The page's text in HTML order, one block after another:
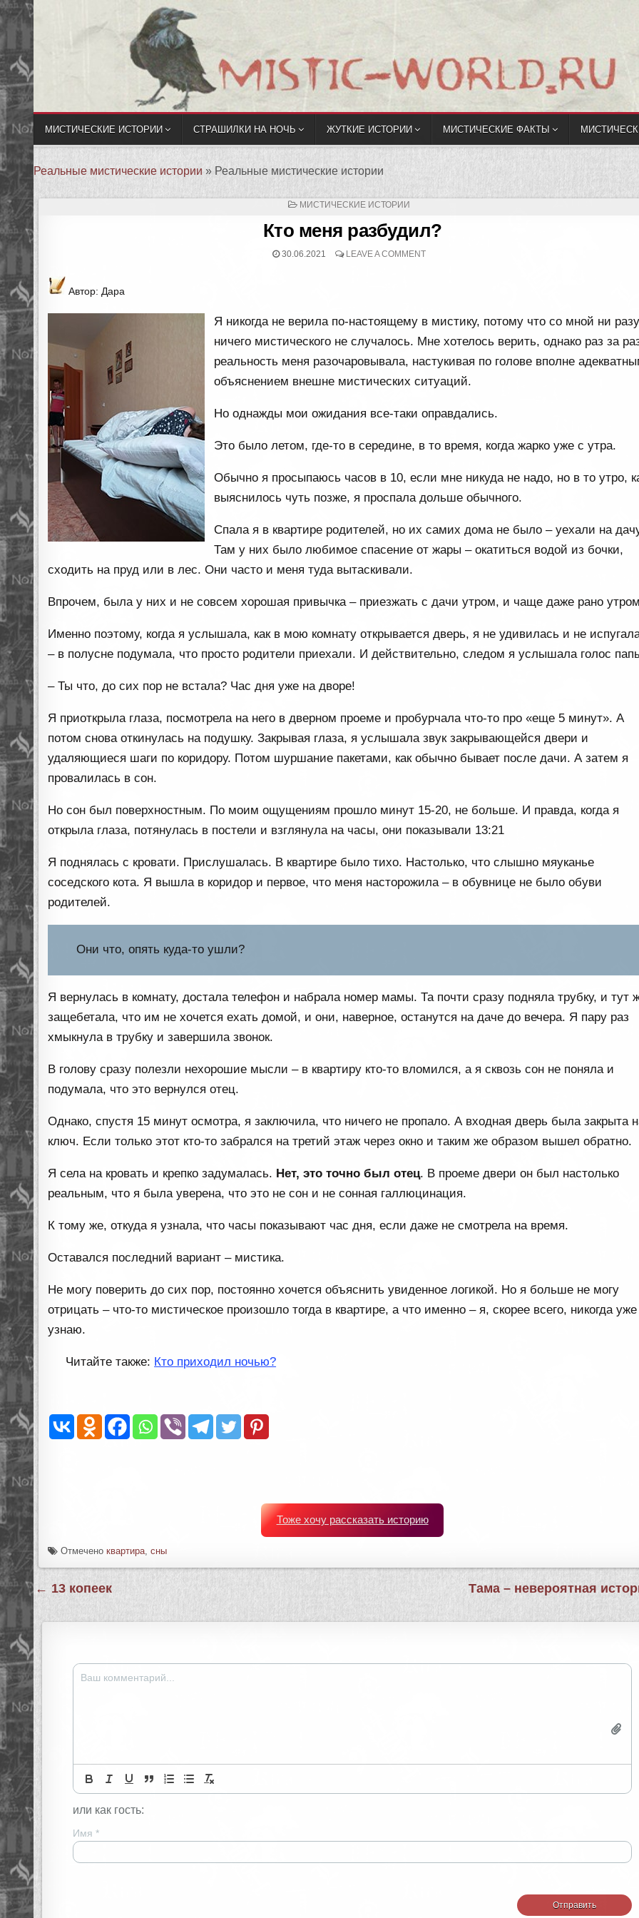
МИСТИЧЕСКИЕ ИСТОРИИ СТРАШИЛКИ НА НОЧЬ ЖУТКИЕ ИСТОРИИ МИСТИЧЕСКИЕ ФАКТЫ
Реальные мистические истории » Реальные мистические истории
ОПУБЛИКОВАНО
МИСТИЧЕСКИЕ ИСТОРИИ
Кто меня разбудил?
30.06.2021 LEAVE A COMMENT
Автор: Дара
Я никогда не верила по-настоящему в мистику, потому что со мной ни
ничего мистического не случалось. Мне хотелось верить, однако раз за
реальность меня разочаровывала, настукивая по голове вполне
объяснением внешне мистических ситуаций.
Но однажды мои ожидания все-таки оправдались.
Это было летом, где-то в середине, в то время, когда жарко уже с утра.
Обычно я просыпаюсь часов в 10, если мне никуда не надо, но в то утро,
выяснилось чуть позже, я проспала дольше обычного.
Спала я в квартире родителей, но их самих дома не было – уехали на
Там у них было любимое спасение от жары – окатиться водой из бочки,
сходить на пруд или в лес. Они часто и меня туда вытаскивали.
Впрочем, была у них и не совсем хорошая привычка – приезжать с дачи утром, и чаще даже рано
Именно поэтому, когда я услышала, как в мою комнату открывается дверь, я не удивилась и не
– в полусне подумала, что просто родители приехали. И действительно, следом я услышала голос
– Ты что, до сих пор не встала? Час дня уже на дворе!
Я приоткрыла глаза, посмотрела на него в дверном проеме и пробурчала что-то про «еще 5 минут». А
потом снова откинулась на подушку. Закрывая глаза, я услышала звук закрывающейся двери и
удаляющиеся шаги по коридору. Потом шуршание пакетами, как обычно бывает после дачи. А затем я
провалилась в сон.
Но сон был поверхностным. По моим ощущениям прошло минут 15-20, не больше. И правда, когда я
открыла глаза, потянулась в постели и взглянула на часы, они показывали 13:21
Я поднялась с кровати. Прислушалась. В квартире было тихо. Настолько, что слышно мяуканье
соседского кота. Я вышла в коридор и первое, что меня насторожила – в обувнице не было обуви
родителей.
Они что, опять куда-то ушли?
Я вернулась в комнату, достала телефон и набрала номер мамы. Та почти сразу подняла трубку, и тут
защебетала, что им не хочется ехать домой, и они, наверное, останутся на даче до вечера. Я пару раз
хмыкнула в трубку и завершила звонок.
В голову сразу полезли нехорошие мысли – в квартиру кто-то вломился, а я сквозь сон не поняла и
подумала, что это вернулся отец.
Однако, спустя 15 минут осмотра, я заключила, что ничего не пропало. А входная дверь была закрыта
ключ. Если только этот кто-то забрался на третий этаж через окно и таким же образом вышел обратно.
Я села на кровать и крепко задумалась. Нет, это точно был отец. В проеме двери он был настолько
реальным, что я была уверена, что это не сон и не сонная галлюцинация.
К тому же, откуда я узнала, что часы показывают час дня, если даже не смотрела на время.
Оставался последний вариант – мистика.
Не могу поверить до сих пор, постоянно хочется объяснить увиденное логикой. Но я больше не могу
отрицать – что-то мистическое произошло тогда в квартире, а что именно – я, скорее всего, никогда
узнаю.
Читайте также: Кто приходил ночью?
Тоже хочу рассказать историю
Отмеченоквартира,сны
Навигация
по
записям
← 13 копеек Тама – невероятная
или как гость:
Имя *